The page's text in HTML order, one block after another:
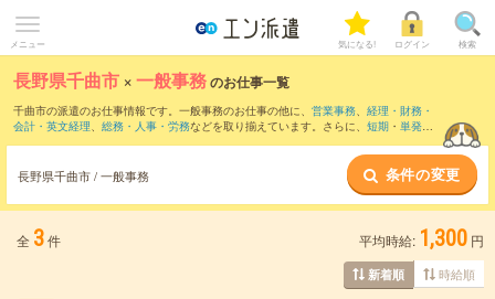
メニュー 気になる! ログイン 検索
長野県千曲市 ×一般事務のお仕事一覧
千曲市の派遣のお仕事情報です。一般事務のお仕事の他に、 営業事務、 経理・財務・
会計・英文経理、 総務・人事・労務などを取り揃えています。さらに、 短期 ・ 単発な
長野県千曲市 / 一般事務 条件の変更
全 3件 平均時給: 1,300 円
新着順 時給順